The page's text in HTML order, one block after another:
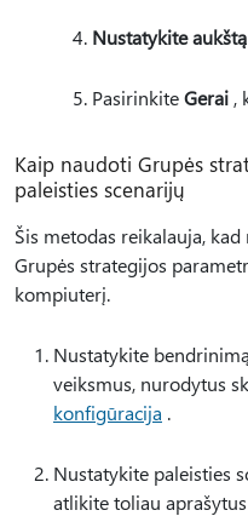
Nustatykite
PasirinkiteGerai ,
Kaip naudoti Grupės
paleisties scenarijų
Šis metodas reikalauja,
Grupės strategijos
kompiuterį.
Nustatykite
veiksmus, nurodytus
konfigūracija .
Nustatykite paleisties
atlikite toliau